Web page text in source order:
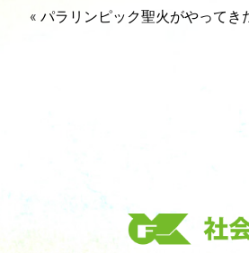
«パラリンピック聖火がやってき